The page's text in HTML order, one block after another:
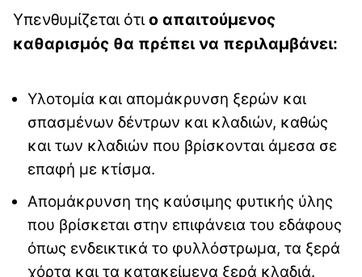
Υπενθυμίζεται ότι ο απαιτούμενος
καθαρισμός θα πρέπει να περιλαμβάνει:
Υλοτομία και απομάκρυνση ξερών και
σπασμένων δέντρων και κλαδιών, καθώς
και των κλαδιών που βρίσκονται άμεσα σε
επαφή με κτίσμα.
Απομάκρυνση της καύσιμης φυτικής ύλης
που βρίσκεται στην επιφάνεια του εδάφους
όπως ενδεικτικά το φυλλόστρωμα, τα ξερά
χόρτα και τα κατακείμενα ξερά κλαδιά.